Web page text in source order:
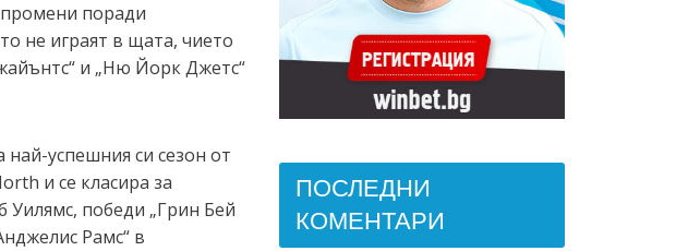
поради
не играят в щата, чието
и „Ню Йорк Джетс“
успешния си сезон от
и се класира за
Уилямс, победи „Грин Бей
Рамс“ в
ПОСЛЕДНИ
КОМЕНТАРИ